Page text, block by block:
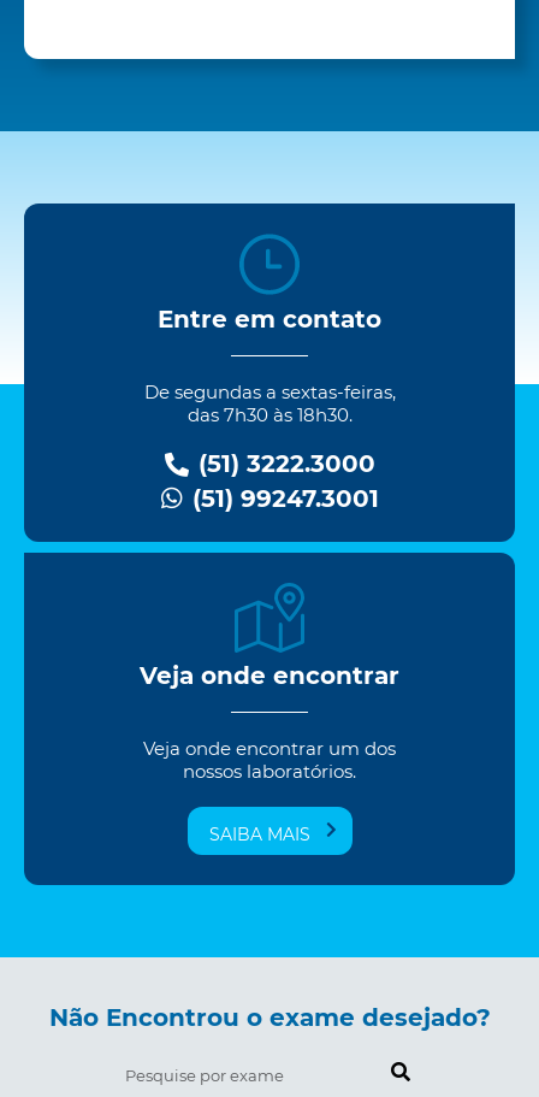
Entre em contato
De segundas a sextas-feiras,
das 7h30 às 18h30.
(51) 3222.3000
(51) 99247.3001
Veja onde encontrar
Veja onde encontrar um dos
nossos laboratórios.
SAIBA MAIS
Não Encontrou o exame desejado?
Pesquise por exame